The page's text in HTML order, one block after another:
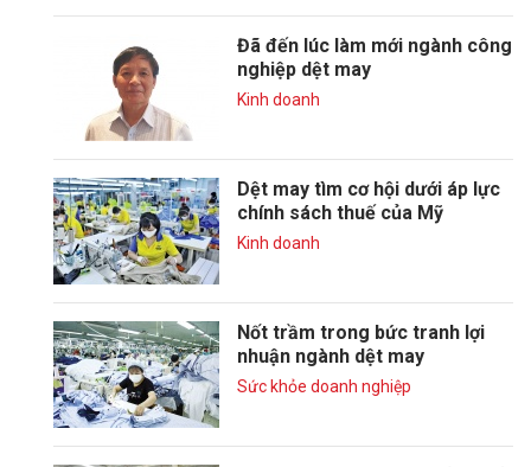
Đã đến lúc làm mới ngành công
nghiệp dệt may
Kinh doanh
Dệt may tìm cơ hội dưới áp lực
chính sách thuế của Mỹ
Kinh doanh
Nốt trầm trong bức tranh lợi
nhuận ngành dệt may
Sức khỏe doanh nghiệp